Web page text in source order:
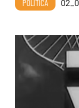
POLITICA